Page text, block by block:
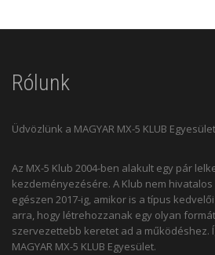
Rólunk
Üdvözlünk a MAGYAR MX-5 KLUB
Az MX-5 Klub 2004-ben alakult egy pár
kezdeményezésére. A Klub nem
egészen 2017-ig, amikor is a típus
arra, hogy létrehozzanak egy olyan
szervezettebb keretet ad a működéshez.
MAGYAR MX-5 KLUB Egyesület.